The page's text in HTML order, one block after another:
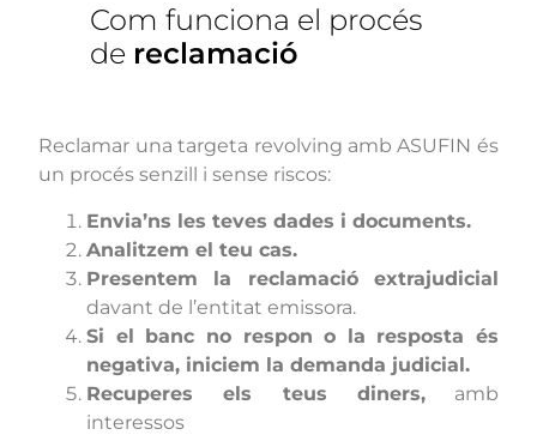
Com funciona el procés
de reclamació
Reclamar una targeta revolving amb ASUFIN és
un procés senzill i sense riscos:
Envia’ns les teves dades i documents.
Analitzem el teu cas.
Presentem la reclamació extrajudicial
davant de l’entitat emissora.
Si el banc no respon o la resposta és
negativa, iniciem la demanda judicial.
Recuperes els teus diners,amb
interessos